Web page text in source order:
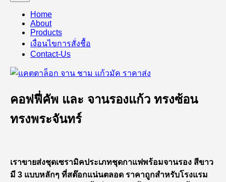
Home
About
Products
เงื่อนไขการสั่งชื้อ
Contact-Us
คอฟฟี่คัพ และ จานรองแก้ว ทรงซ้อน
ทรงพระจันทร์
เราขายส่งชุดเซรามิคประเภทชุดกาแฟพร้อมจานรอง สีขาว
มี 3 แบบหลักๆ ที่สต๊อกแน่นตลอด ราคาถูกสำหรับโรงแรม